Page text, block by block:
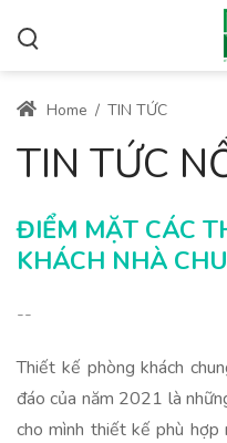
Home / TIN TỨC
TIN TỨC
ĐIỂM MẶT CÁC
KHÁCH NHÀ
--
Thiết kế phòng khách
đáo của năm 2021 là
cho mình thiết kế phù hợp